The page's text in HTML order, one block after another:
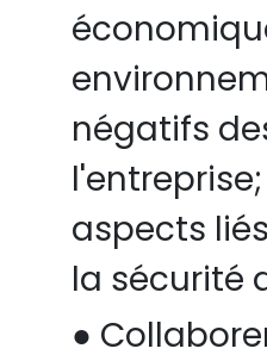
négatifs
aspects
la sécurité
●